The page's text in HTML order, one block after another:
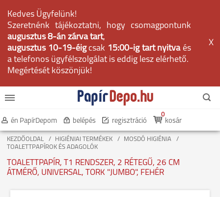
Kedves Ügyfelünk!
Szeretnénk tájékoztatni, hogy csomagpontunk
augusztus 8-án zárva tart,
augusztus 10-19-éig csak 15:00-ig tart nyitvaés
a telefonos ügyfélszolgálat is eddig lesz elérhető.
Megértését köszönjük!
X
én PapírDepom belépés regisztráció kosár
0
KEZDŐOLDAL HIGIÉNIAI TERMÉKEK
MOSDÓ HIGIÉNIA
TOALETTPAPÍROK ÉS ADAGOLÓK
TOALETTPAPÍR, T1 RENDSZER, 2 RÉTEGŰ, 26 CM
ÁTMÉRŐ, UNIVERSAL, TORK "JUMBO", FEHÉR